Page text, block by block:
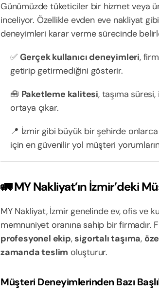
Günümüzde tüketiciler bir hizmet veya
inceliyor. Özellikle evden eve nakliyat
deneyimleri karar verme sürecinde
✅ Gerçek kullanıcı deneyimleri,
getirip getirmediğini gösterir.
🧰 Paketleme kalitesi, taşıma
ortaya çıkar.
📍 İzmir gibi büyük bir şehirde
için en güvenilir yol müşteri
🚛 MY Nakliyat’ın İzmir’deki
MY Nakliyat, İzmir genelinde ev, ofis ve
memnuniyet oranına sahip bir firmadır.
profesyonel ekip,sigortalı taşıma,
zamanda teslim oluşturur.
Müşteri Deneyimlerinden Bazı